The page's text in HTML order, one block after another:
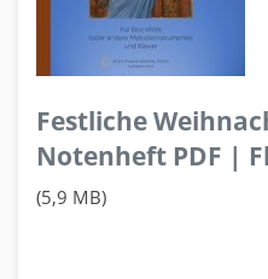
Festliche
Notenheft PDF |
(5,9 MB)